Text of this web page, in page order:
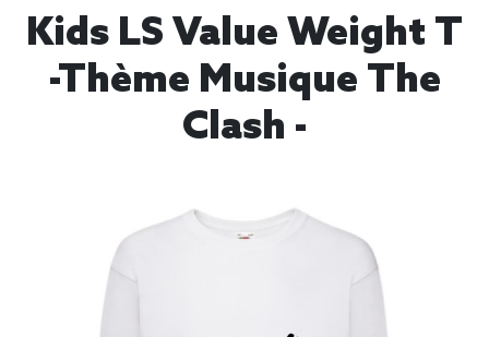
Kids LS Value Weight T
-thème Musique The
Clash -